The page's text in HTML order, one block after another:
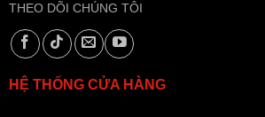
THEO DÕI CHÚNG TÔI
HỆ THỐNG CỬA HÀNG